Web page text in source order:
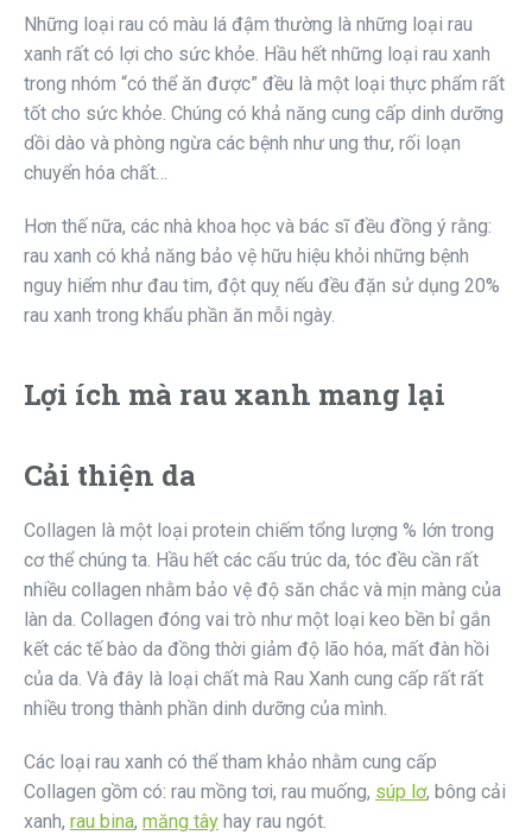
Những loại rau có màu lá đậm thường là những loại rau
xanh rất có lợi cho sức khỏe. Hầu hết những loại rau xanh
trong nhóm “có thể ăn được” đều là một loại thực phẩm rất
tốt cho sức khỏe. Chúng có khả năng cung cấp dinh dưỡng
dồi dào và phòng ngừa các bệnh như ung thư, rối loạn
chuyển hóa chất…
Hơn thế nữa, các nhà khoa học và bác sĩ đều đồng ý rằng:
rau xanh có khả năng bảo vệ hữu hiệu khỏi những bệnh
nguy hiểm như đau tim, đột quỵ nếu đều đặn sử dụng 20%
rau xanh trong khẩu phần ăn mỗi ngày.
Lợi ích mà rau xanh mang lại
Cải thiện da
Collagen là một loại protein chiếm tổng lượng % lớn trong
cơ thể chúng ta. Hầu hết các cấu trúc da, tóc đều cần rất
nhiều collagen nhằm bảo vệ độ săn chắc và mịn màng của
làn da. Collagen đóng vai trò như một loại keo bền bỉ gắn
kết các tế bào da đồng thời giảm độ lão hóa, mất đàn hồi
của da. Và đây là loại chất mà Rau Xanh cung cấp rất rất
nhiều trong thành phần dinh dưỡng của mình.
Các loại rau xanh có thể tham khảo nhằm cung cấp
Collagen gồm có: rau mồng tơi, rau muống, súp lơ, bông cải
xanh, rau bina, măng tây hay rau ngót.